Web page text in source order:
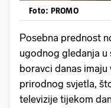
Foto: PROMO
Posebna prednost
ugodnog gledanja u
boravci danas
prirodnog svjetla,
televizije tijekom